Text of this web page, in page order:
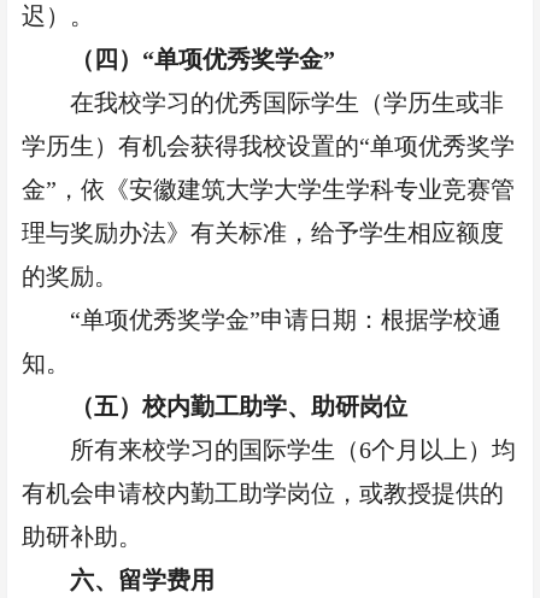
迟）。
（四） “单项优秀奖学金”
在我校学习的优秀国际学生（学历生或非
学历生）有机会获得我校设置的“单项优秀奖学
金”，依《安徽建筑大学大学生学科专业竞赛管
理与奖励办法》有关标准，给予学生相应额度
的奖励。
“单项优秀奖学金”申请日期：根据学校通
知。
（五）校内勤工助学、助研岗位
所有来校学习的国际学生（6个月以上）均
有机会申请校内勤工助学岗位，或教授提供的
助研补助。
六、留学费用